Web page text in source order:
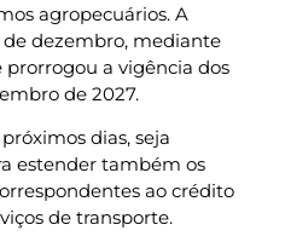
agropecuários. A
de dezembro, mediante
prorrogou a vigência dos
de 2027.
dias, seja
estender também os
ao crédito
de transporte.